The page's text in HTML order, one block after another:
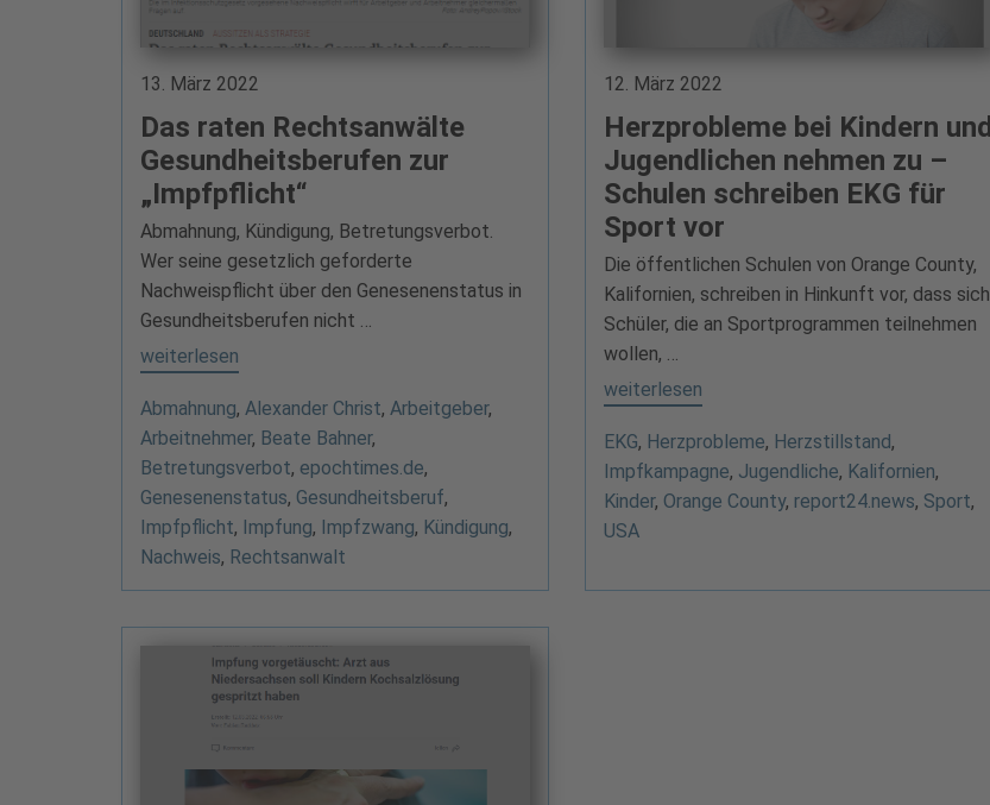
13. März 2022
Das raten Rechtsanwälte
Gesundheitsberufen zur
„Impfpflicht“
Abmahnung, Kündigung, Betretungsverbot.
Wer seine gesetzlich geforderte
Nachweispflicht über den Genesenenstatus in
Gesundheitsberufen nicht …
weiterlesen
Abmahnung, Alexander Christ, Arbeitgeber,
Arbeitnehmer, Beate Bahner,
Betretungsverbot, epochtimes.de,
Genesenenstatus, Gesundheitsberuf,
Impfpflicht, Impfung, Impfzwang, Kündigung,
Nachweis, Rechtsanwalt
12. März 2022
Herzprobleme bei Kindern und
Jugendlichen nehmen zu –
Schulen schreiben EKG für
Sport vor
Die öffentlichen Schulen von Orange County,
Kalifornien, schreiben in Hinkunft vor, dass sich
Schüler, die an Sportprogrammen teilnehmen
wollen, …
weiterlesen
EKG, Herzprobleme, Herzstillstand,
Impfkampagne, Jugendliche, Kalifornien,
Kinder, Orange County, report24.news, Sport,
USA